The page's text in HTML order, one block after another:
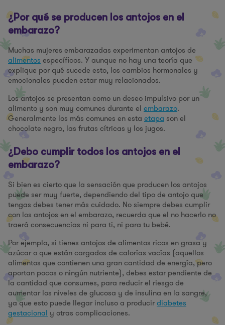
¿Por qué se producen los antojos en el
embarazo?
Muchas mujeres embarazadas experimentan antojos de
alimentos específicos. Y aunque no hay una teoría que
explique por qué sucede esto, los cambios hormonales y
emocionales pueden estar muy relacionados.
Los antojos se presentan como un deseo impulsivo por un
alimento y son muy comunes durante el embarazo.
Generalmente los más comunes en esta etapa son el
chocolate negro, las frutas cítricas y los jugos.
¿Debo cumplir todos los antojos en el
embarazo?
Si bien es cierto que la sensación que producen los antojos
puede ser muy fuerte, dependiendo del tipo de antojo que
tengas debes tener más cuidado. No siempre debes cumplir
con los antojos en el embarazo, recuerda que el no hacerlo no
traerá consecuencias ni para ti, ni para tu bebé.
Por ejemplo, si tienes antojos de alimentos ricos en grasa y
azúcar o que están cargados de calorías vacías (aquellos
alimentos que contienen una gran cantidad de energía, pero
aportan pocos o ningún nutriente), debes estar pendiente de
la cantidad que consumes, para reducir el riesgo de
aumentar los niveles de glucosa y de insulina en la sangre,
ya que esto puede llegar incluso a producirdiabetes
gestacional y otras complicaciones.